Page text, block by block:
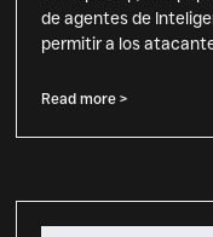
de agentes de
permitir a los
Read more >